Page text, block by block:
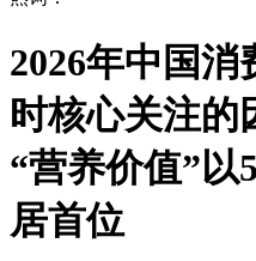
2026年中国
时核心关注的
“营养价值”以
居首位